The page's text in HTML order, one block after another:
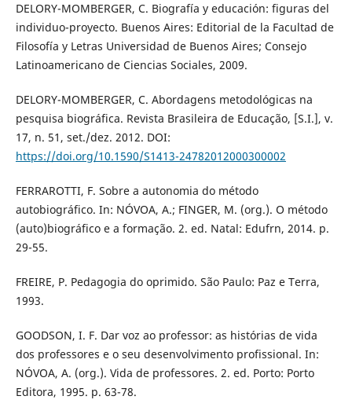
DELORY-MOMBERGER, C. Biografía y educación: figuras del
individuo-proyecto. Buenos Aires: Editorial de la Facultad de
Filosofía y Letras Universidad de Buenos Aires; Consejo
Latinoamericano de Ciencias Sociales, 2009.
DELORY-MOMBERGER, C. Abordagens metodológicas na
pesquisa biográfica. Revista Brasileira de Educação, [S.I.], v.
17, n. 51, set./dez. 2012. DOI:
https://doi.org/10.1590/S1413-24782012000300002
FERRAROTTI, F. Sobre a autonomia do método
autobiográfico. In: NÓVOA, A.; FINGER, M. (org.). O método
(auto)biográfico e a formação. 2. ed. Natal: Edufrn, 2014. p.
29-55.
FREIRE, P. Pedagogia do oprimido. São Paulo: Paz e Terra,
1993.
GOODSON, I. F. Dar voz ao professor: as histórias de vida
dos professores e o seu desenvolvimento profissional. In:
NÓVOA, A. (org.). Vida de professores. 2. ed. Porto: Porto
Editora, 1995. p. 63-78.